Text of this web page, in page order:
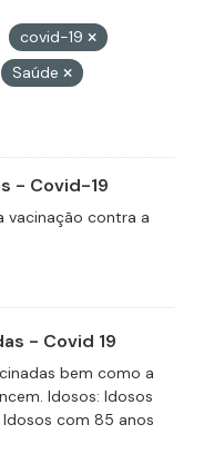
covid-19
Saúde
- Covid-19
vacinação contra a
- Covid 19
bem como a
Idosos: Idosos
com 85 anos